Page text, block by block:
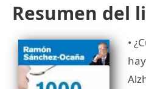
Resumen del
•